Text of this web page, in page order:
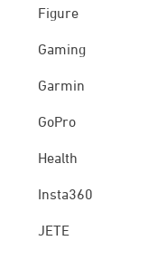
Figure
Gaming
Garmin
GoPro
Health
Insta360
JETE